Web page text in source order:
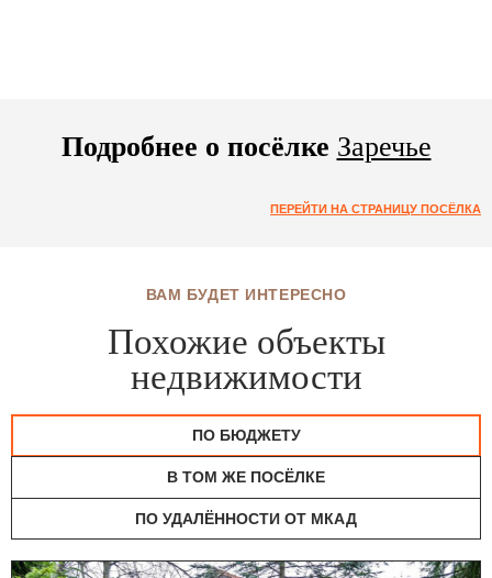
Подробнее о посёлке Заречье
ПЕРЕЙТИ НА СТРАНИЦУ ПОСЁЛКА
ВАМ БУДЕТ ИНТЕРЕСНО
Похожие объекты
недвижимости
ПО БЮДЖЕТУ
В ТОМ ЖЕ ПОСЁЛКЕ
ПО УДАЛЁННОСТИ ОТ МКАД